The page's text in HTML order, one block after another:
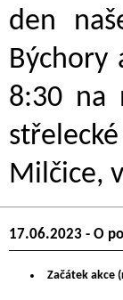
den
Býchory
8:30 na
Milčice,
17.06.2023 - O
Začátek akce